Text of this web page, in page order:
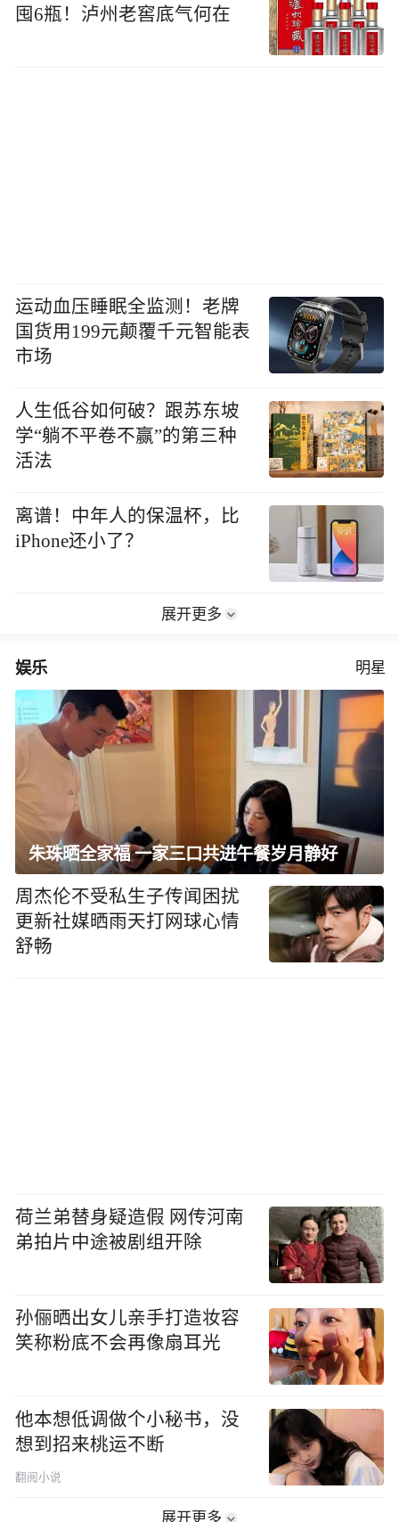
囤6瓶！泸州老窖底气何在
运动血压睡眠全监测！老牌
国货用199元颠覆千元智能表
市场
人生低谷如何破？跟苏东坡
学“躺不平卷不赢”的第三种
活法
离谱！中年人的保温杯，比
iPhone还小了？
展开更多
娱乐 明星
朱珠晒全家福 一家三口共进午餐岁月静好
周杰伦不受私生子传闻困扰
更新社媒晒雨天打网球心情
舒畅
荷兰弟替身疑造假 网传河南
弟拍片中途被剧组开除
孙俪晒出女儿亲手打造妆容
笑称粉底不会再像扇耳光
他本想低调做个小秘书，没
想到招来桃运不断
翻阅小说
展开更多